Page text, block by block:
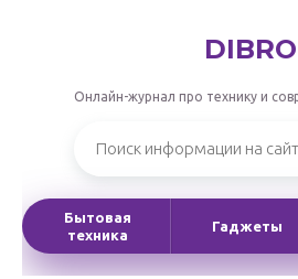
Онлайн-журнал про технику и
Бытовая
техника
Гаджеты